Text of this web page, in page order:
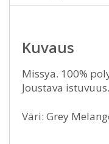
Kuvaus
Missya. 100%
Joustava istuvuus.
Väri: Grey